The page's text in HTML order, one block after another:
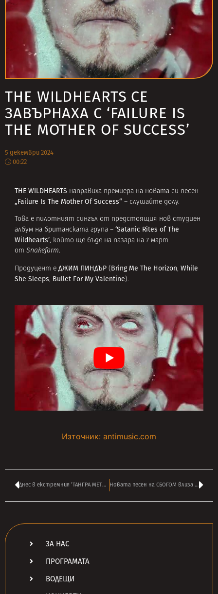
THE WILDHEARTS СЕ
ЗАВЪРНАХА С ‘FAILURE IS
THE MOTHER OF SUCCESS’
5 декември 2024
00:22
THE WILDHEARTS направиха премиера на новата си песен
„Failure Is The Mother Of Success“ – слушайте долу.
Това е пилотният сингъл от предстоящия нов студиен
албум на британската група – ‘Satanic Rites of The
Wildhearts’, който ще бъде на пазара на 7 март
от Snakefarm.
Продуцент е ДЖИМ ПИНДЪР ( Bring Me The Horizon, While
She Sleeps, Bullet For My Valentine ).
Източник: antimusic.com
Днес в екстремния ‘ТАНГРА МЕТЪЛ ШОК’ на ВАСИЛ ВЪРБАНОВ от 14:00 Новата песен на СБОГОМ влиза във вашата класация ТАНГРА ТОП 40
ЗА НАС
ПРОГРАМАТА
ВОДЕЩИ